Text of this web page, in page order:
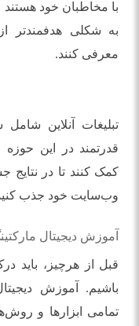
با مخاطبان خود هستند
به شکلی هدفمندتر
معرفی کنند.
تبلیغات آنلاین
قدرتمند در این
کمک کنند تا در نتایج
وب‌سایت خود جذب
آموزش دیجیتال
قبل از هرچیز، باید
باشیم. آموزش
تمامی ابزارها و